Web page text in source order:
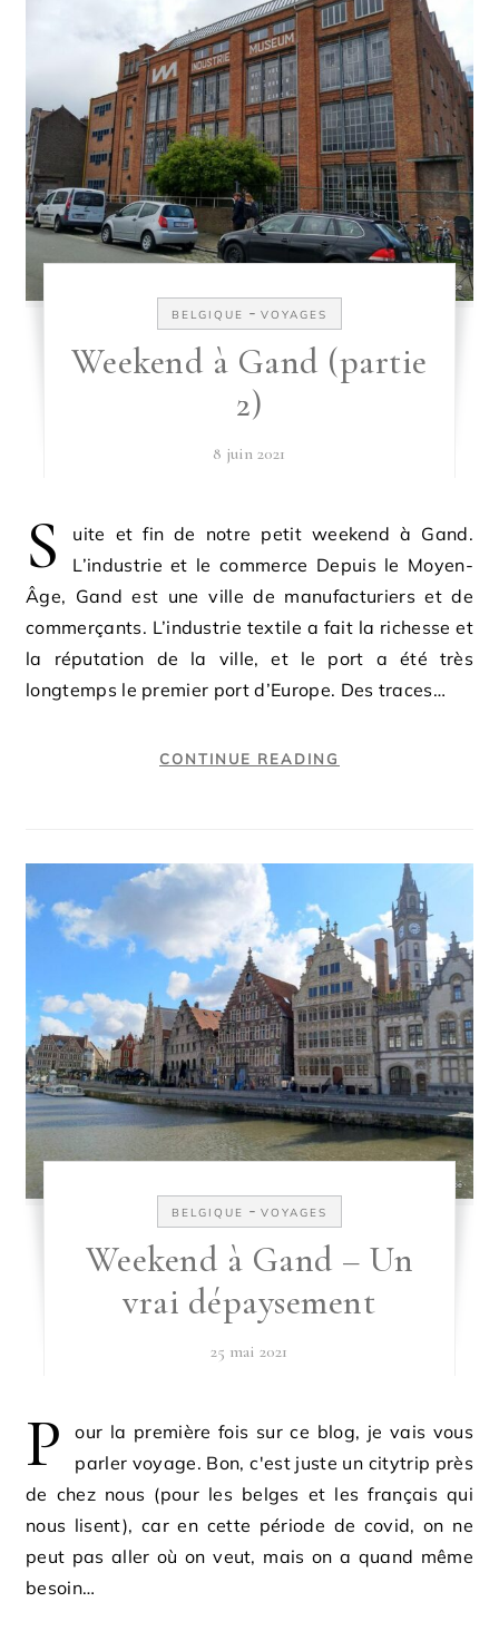
BELGIQUE - VOYAGES
Weekend à Gand (partie
2)
8 juin 2021
S
uite et fin de notre petit weekend à Gand.
L’industrie et le commerce Depuis le Moyen-
Âge, Gand est une ville de manufacturiers et de
commerçants. L’industrie textile a fait la richesse et
la réputation de la ville, et le port a été très
longtemps le premier port d’Europe. Des traces…
CONTINUE READING
BELGIQUE - VOYAGES
Weekend à Gand – Un
vrai dépaysement
25 mai 2021
P
our la première fois sur ce blog, je vais vous
parler voyage. Bon, c'est juste un citytrip près
de chez nous (pour les belges et les français qui
nous lisent), car en cette période de covid, on ne
peut pas aller où on veut, mais on a quand même
besoin…